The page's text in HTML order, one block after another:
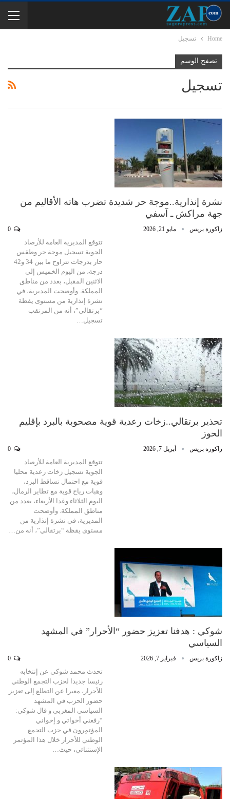
Home تسجيل
تصفح الوسم
تسجيل
نشرة إنذارية..موجة حر شديدة تضرب هاته الأقاليم من
جهة مراكش ـ آسفي
زاكورة بريس مايو 21, 2026
تتوقع المديرية العامة للأرصاد
الجوية تسجيل موجة حر وطقس
حار بدرجات تتراوح ما بين 34 و42
درجة، من اليوم الخميس إلى
الاثنين المقبل، بعدد من مناطق
المملكة. وأوضحت المديرية، في
نشرة إنذارية من مستوى يقظة
“برتقالي”، أنه من المرتقب
تسجيل…
تحذير برتقالي..زخات رعدية قوية مصحوبة بالبرد بإقليم
الحوز
زاكورة بريس أبريل 7, 2026
تتوقع المديرية العامة للأرصاد
الجوية تسجيل زخات رعدية محليا
قوية مع احتمال تساقط البرد،
وهبات رياح قوية مع تطاير الرمال،
اليوم الثلاثاء وغدا الأربعاء، بعدد من
مناطق المملكة. وأوضحت
المديرية، في نشرة إنذارية من
مستوى يقظة “برتقالي”، أنه من…
شوكي : هدفنا تعزيز حضور “الأحرار” في المشهد
السياسي
زاكورة بريس فبراير 7, 2026
تحدث محمد شوكي عن إنتخابه
رئيسا جديدا لحزب التجمع الوطني
للأحرار، معبرا عن التطلع إلى تعزيز
حضور الحزب في المشهد
السياسي المغربي و قال شوكي:
“رفعني أخواتي و إخواني
المؤتمِرون في حزب التجمع
الوطني للأحرار خلال هذا المؤتمر
الإستثنائي، حيث…